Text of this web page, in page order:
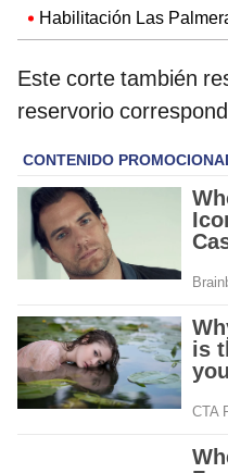
Habilitación Las
Este corte también
reservorio